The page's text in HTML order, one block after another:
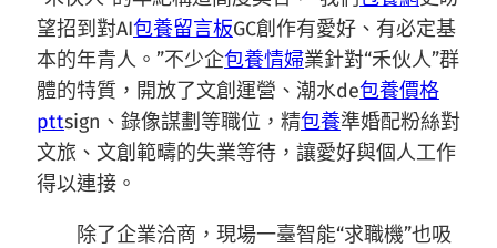
望招到對AI包養留言板GC創作有愛好、有必定基
本的年青人。”不少企包養情婦業針對“禾伙人”群
體的特質，開放了文創運營、潮水de包養價格
pttsign、錄像謀劃等職位，精包養準婚配粉絲對
文旅、文創範疇的失業等待，讓愛好與個人工作
得以連接。
除了企業洽商，現場一臺智能“求職機”也吸